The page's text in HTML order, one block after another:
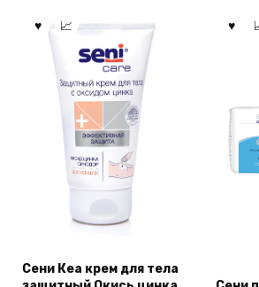
Сени Кеа крем для тела